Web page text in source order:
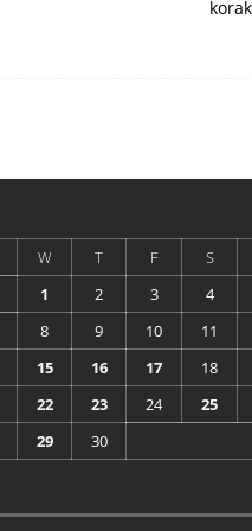
W T F S
1
2 3 4
8 9 10 11
15 16 17 18
22 23 24 25
29
30